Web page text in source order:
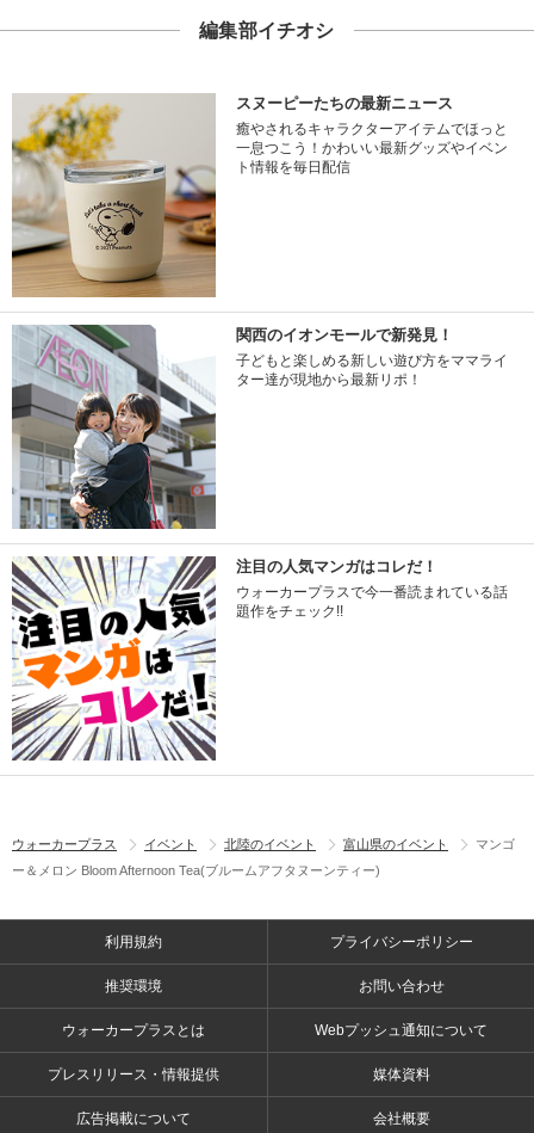
編集部イチオシ
スヌーピーたちの最新ニュース
癒やされるキャラクターアイテムでほっと
一息つこう！かわいい最新グッズやイベン
ト情報を毎日配信
関西のイオンモールで新発見！
子どもと楽しめる新しい遊び方をママライ
ター達が現地から最新リポ！
注目の人気マンガはコレだ！
ウォーカープラスで今一番読まれている話
題作をチェック!!
ウォーカープラス イベント 北陸のイベント 富山県のイベント
マンゴ
ー＆メロン Bloom Afternoon Tea(ブルームアフタヌーンティー)
利用規約 プライバシーポリシー
推奨環境 お問い合わせ
ウォーカープラスとは Webプッシュ通知について
プレスリリース・情報提供 媒体資料
広告掲載について 会社概要